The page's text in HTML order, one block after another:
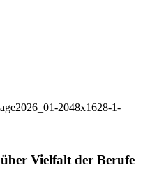
über Vielfalt der Berufe